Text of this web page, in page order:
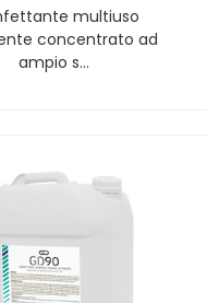
multiuso
concentrato ad
ampio s…